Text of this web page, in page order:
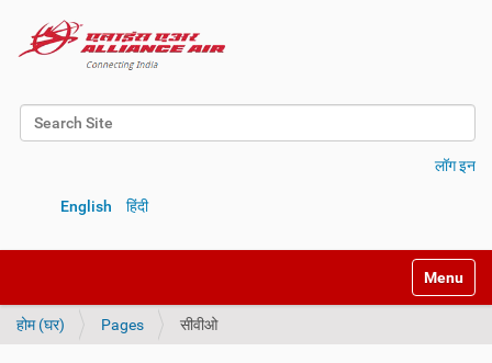
Search Site
लॉग इन
English हिंदी
Toggle
होम (घर) Pages सीवीओ